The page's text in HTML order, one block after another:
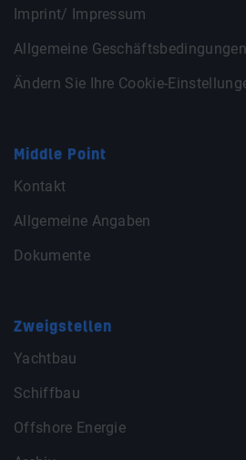
Imprint/ Impressum
Allgemeine Geschäftsbedingungen
Ändern Sie Ihre Cookie-
Middle Point
Kontakt
Allgemeine Angaben
Dokumente
Zweigstellen
Yachtbau
Schiffbau
Offshore Energie